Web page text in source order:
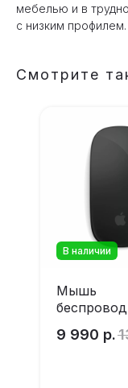
мебелью и в
с низким профилем.
Смотрите
В наличии
Мышь
Black USB-
9 990 р.